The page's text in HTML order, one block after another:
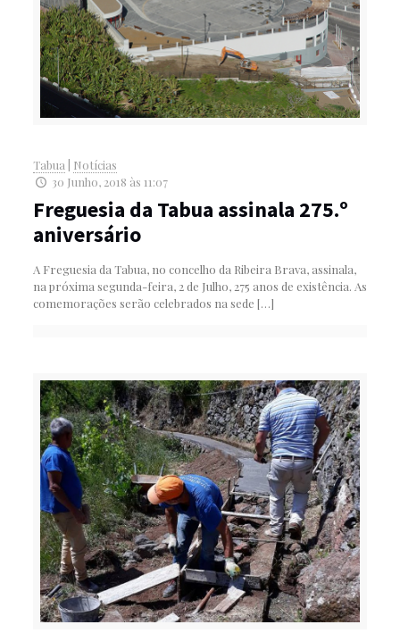
Tabua| Notícias
30 Junho, 2018 às 11:07
Freguesia da Tabua assinala 275.º
aniversário
A Freguesia da Tabua, no concelho da Ribeira Brava, assinala,
na próxima segunda-feira, 2 de Julho, 275 anos de existência. As
comemorações serão celebrados na sede […]